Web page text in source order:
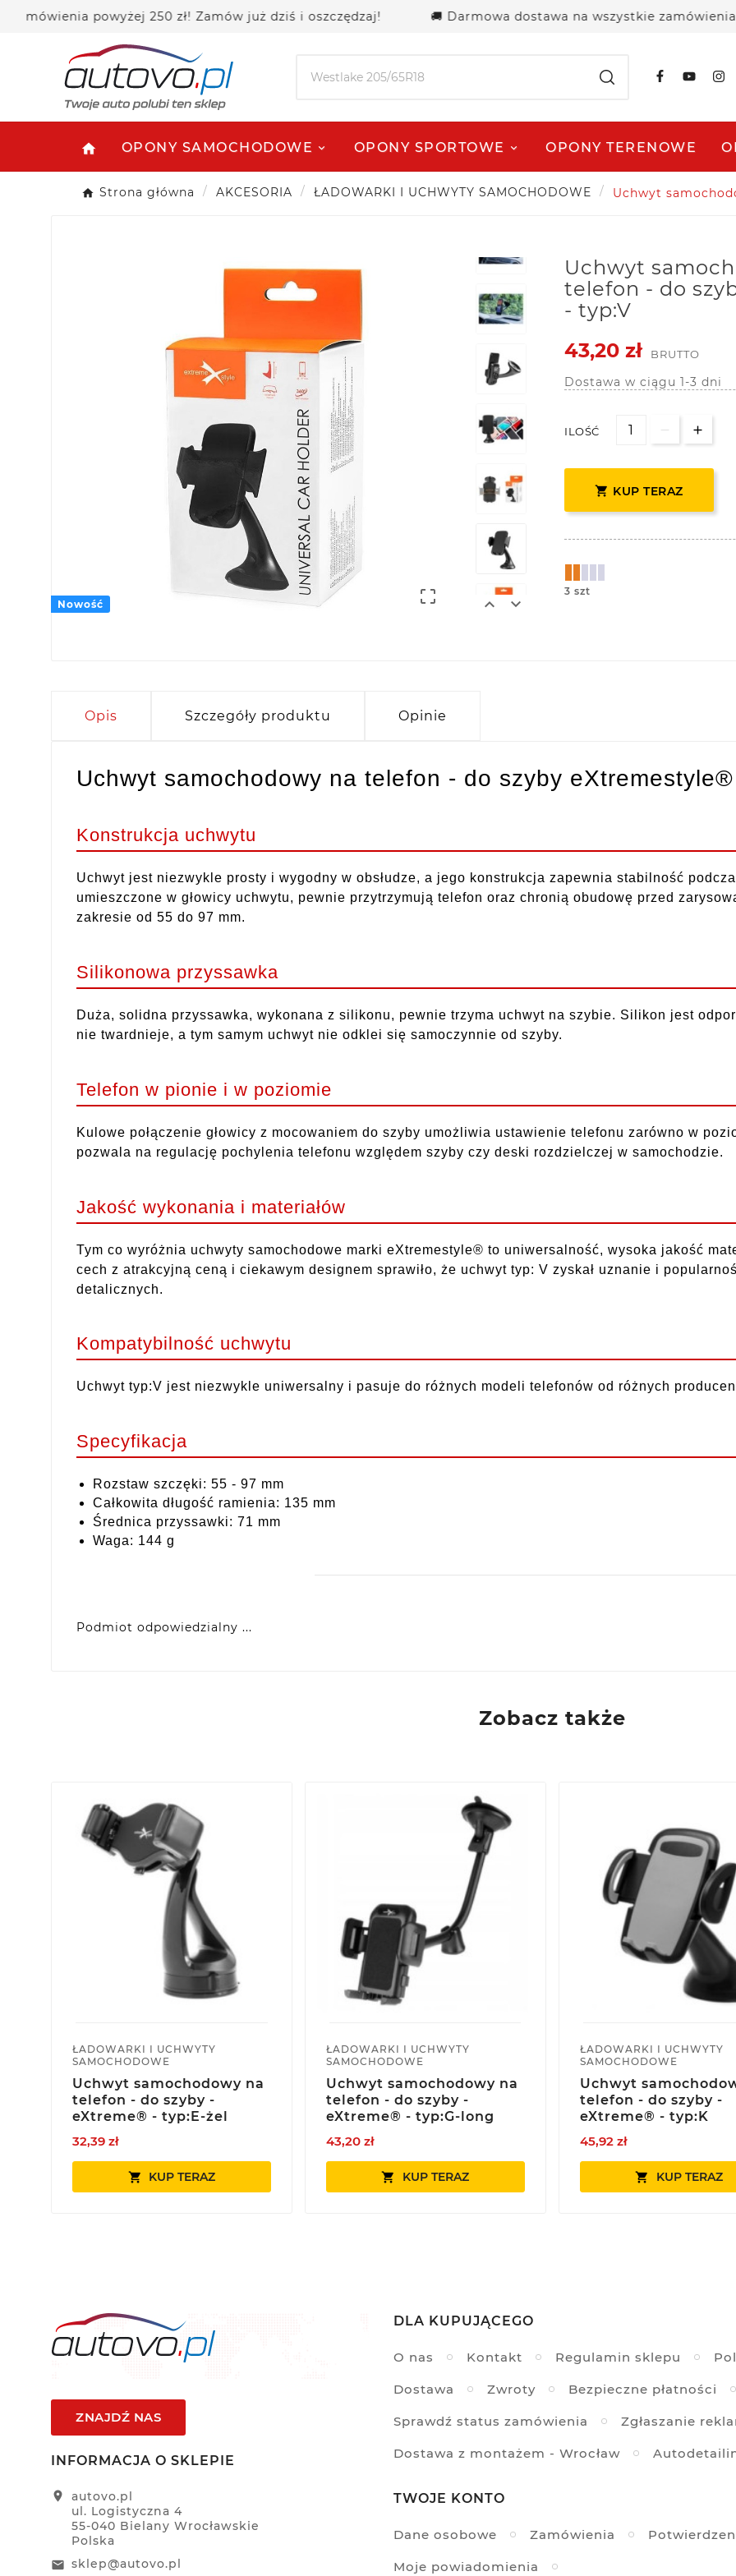
powyżej 250 zł! Zamów już dziś i oszczędzaj! 🚚 Darmowa dostawa na wszystkie zamówienia
home OPONY SAMOCHODOWE OPONY SPORTOWE OPONY TERENOWE
Strona główna AKCESORIA ŁADOWARKI I UCHWYTY SAMOCHODOWE Uchwyt
  
Nowość
Uchwyt
telefon - do
- typ:V
43,20 zł
BRUTTO
Dostawa w ciągu 1-3 dni
ILOŚĆ
 KUP TERAZ
3 szt
Opis Szczegóły produktu Opinie
Uchwyt samochodowy na telefon - do szyby
Konstrukcja uchwytu
Uchwyt jest niezwykle prosty i wygodny w obsłudze, a jego konstrukcja zapewnia stabilność
umieszczone w głowicy uchwytu, pewnie przytrzymują telefon oraz chronią obudowę przed
zakresie od 55 do 97 mm.
Silikonowa przyssawka
Duża, solidna przyssawka, wykonana z silikonu, pewnie trzyma uchwyt na szybie. Silikon jest
nie twardnieje, a tym samym uchwyt nie odklei się samoczynnie od szyby.
Telefon w pionie i w poziomie
Kulowe połączenie głowicy z mocowaniem do szyby umożliwia ustawienie telefonu zarówno w
pozwala na regulację pochylenia telefonu względem szyby czy deski rozdzielczej w samochodzie.
Jakość wykonania i materiałów
Tym co wyróżnia uchwyty samochodowe marki eXtremestyle® to uniwersalność, wysoka jakość
cech z atrakcyjną ceną i ciekawym designem sprawiło, że uchwyt typ: V zyskał uznanie i
detalicznych.
Kompatybilność uchwytu
Uchwyt typ:V jest niezwykle uniwersalny i pasuje do różnych modeli telefonów od różnych
Specyfikacja
Rozstaw szczęki: 55 - 97 mm
Całkowita długość ramienia: 135 mm
Średnica przyssawki: 71 mm
Waga: 144 g
Podmiot odpowiedzialny ...
Zobacz także
ŁADOWARKI I UCHWYTY
SAMOCHODOWE
Uchwyt samochodowy na
telefon - do szyby -
eXtreme® - typ:E-żel
32,39 zł
 KUP TERAZ
ŁADOWARKI I UCHWYTY
SAMOCHODOWE
Uchwyt samochodowy na
telefon - do szyby -
eXtreme® - typ:G-long
43,20 zł
 KUP TERAZ
ŁADOWARKI I UCHWYTY
SAMOCHODOWE
Uchwyt
telefon - do szyby -
eXtreme® - typ:K
45,92 zł
 KUP TERAZ
ZNAJDŹ NAS
INFORMACJA O SKLEPIE
location_on
autovo.pl
ul. Logistyczna 4
55-040 Bielany Wrocławskie
Polska
email sklep@autovo.pl
DLA KUPUJĄCEGO
O nas Kontakt Regulamin sklepu
Dostawa Zwroty Bezpieczne płatności
Sprawdź status zamówienia Zgłaszanie
Dostawa z montażem - Wrocław
TWOJE KONTO
Dane osobowe Zamówienia
Moje powiadomienia